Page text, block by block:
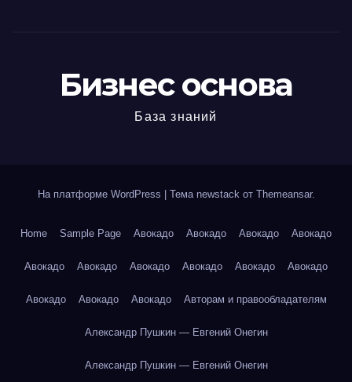
Бизнес основа
База знаний
На платформе WordPress Тема newstack от Themeansar.
Home Sample Page Авокадо Авокадо Авокадо Авокадо
Авокадо Авокадо Авокадо Авокадо Авокадо Авокадо
Авокадо Авокадо Авокадо Авторам и правообладателям
Александр Пушкин — Евгений Онегин
Александр Пушкин — Евгений Онегин